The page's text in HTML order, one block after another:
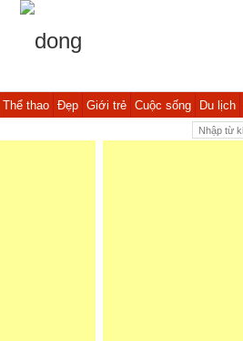
Thể thao Đẹp Giới trẻ Cuộc sống Du lịch